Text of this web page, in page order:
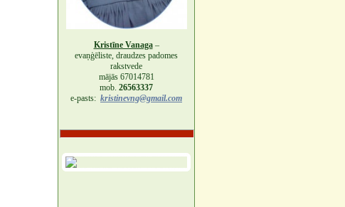
Kristīne Vanaga–
evaņģēliste, draudzes padomes
rakstvede
mājās 67014781
mob. 26563337
e-pasts: kristinevng@gmail.com